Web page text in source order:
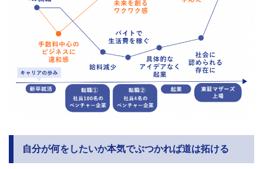
自分が何をしたいか本気でぶつかれば道は拓ける